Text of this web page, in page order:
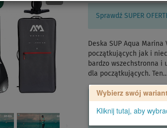
Sprawdź SUPER
Deska SUP Aqua
początkujących jak i
bardzo wszechstronna i
dla początkujących.
Wybierz swój
Kliknij tutaj, aby